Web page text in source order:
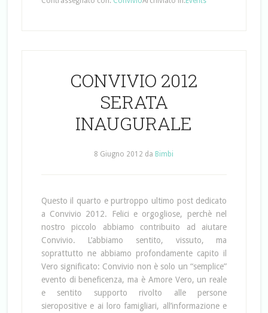
CONVIVIO 2012
SERATA
INAUGURALE
8 Giugno 2012 da Bimbi
Questo il quarto e purtroppo ultimo post dedicato
a Convivio 2012. Felici e orgogliose, perchè nel
nostro piccolo abbiamo contribuito ad aiutare
Convivio. L’abbiamo sentito, vissuto, ma
soprattutto ne abbiamo profondamente capito il
Vero significato: Convivio non è solo un “semplice”
evento di beneficenza, ma è Amore Vero, un reale
e sentito supporto rivolto alle persone
sieropositive e ai loro famigliari, all’informazione e